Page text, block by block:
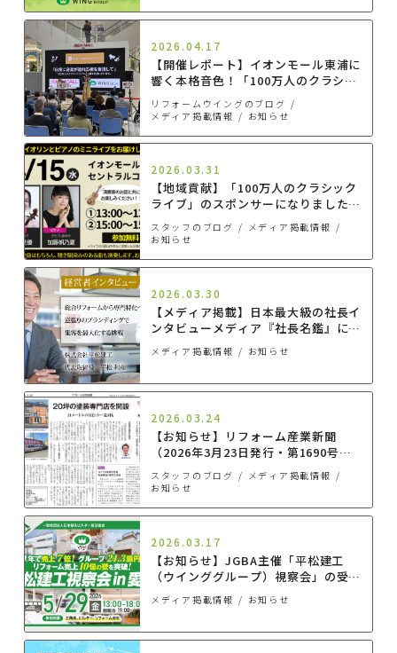
2026.04.17
【開催レポート】イオンモール東浦に
響く本格音色！「100万人のクラシッ
クライブ」の公式スポンサーとして第
1回公演を開催しました
リフォームウイングのブログ
メディア掲載情報
お知らせ
2026.03.31
【地域貢献】「100万人のクラシック
ライブ」のスポンサーになりました！
4/15(水)にミニライブを開催します
スタッフのブログ
メディア掲載情報
お知らせ
2026.03.30
【メディア掲載】日本最大級の社長イ
ンタビューメディア『社長名鑑』に弊
社代表 平松が掲載されました
メディア掲載情報 お知らせ
2026.03.24
【お知らせ】リフォーム産業新聞
（2026年3月23日発行・第1690号）
に掲載されました
スタッフのブログ
メディア掲載情報
お知らせ
2026.03.17
【お知らせ】JGBA主催「平松建工
（ウインググループ）視察会」の受け
入れ先に選出されました
メディア掲載情報 お知らせ